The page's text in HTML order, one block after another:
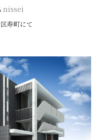
nissei
寿町にて